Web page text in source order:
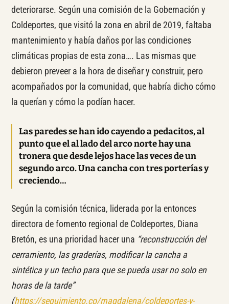
deteriorarse. Según una comisión de la Gobernación y
Coldeportes, que visitó la zona en abril de 2019, faltaba
mantenimiento y había daños por las condiciones
climáticas propias de esta zona…. Las mismas que
debieron preveer a la hora de diseñar y construir, pero
acompañados por la comunidad, que habría dicho cómo
la querían y cómo la podían hacer.
Las paredes se han ido cayendo a pedacitos, al
punto que el al lado del arco norte hay una
tronera que desde lejos hace las veces de un
segundo arco. Una cancha con tres porterías y
creciendo…
Según la comisión técnica, liderada por la entonces
directora de fomento regional de Coldeportes, Diana
Bretón, es una prioridad hacer una “reconstrucción del
cerramiento, las graderías, modificar la cancha a
sintética y un techo para que se pueda usar no solo en
horas de la tarde”
(https://seguimiento.co/magdalena/coldeportes-y-